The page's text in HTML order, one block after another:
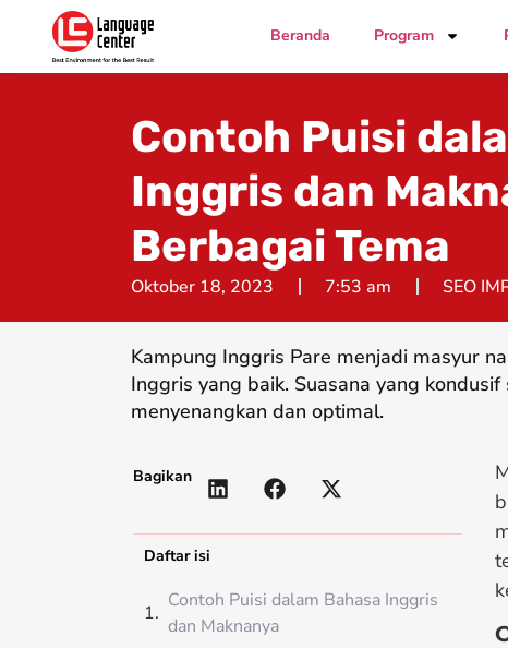
Beranda Program
Contoh Puisi
Inggris dan
Berbagai Tema
Oktober 18, 2023 7:53 am SEO
Kampung Inggris Pare menjadi masyur
Inggris yang baik. Suasana yang
menyenangkan dan optimal.
Bagikan
Daftar isi
Contoh Puisi dalam Bahasa Inggris
dan Maknanya